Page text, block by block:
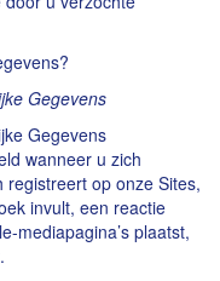
Gegevens
Gegevens
wanneer u zich
op onze Sites,
invult, een reactie
mediapagina’s plaatst,